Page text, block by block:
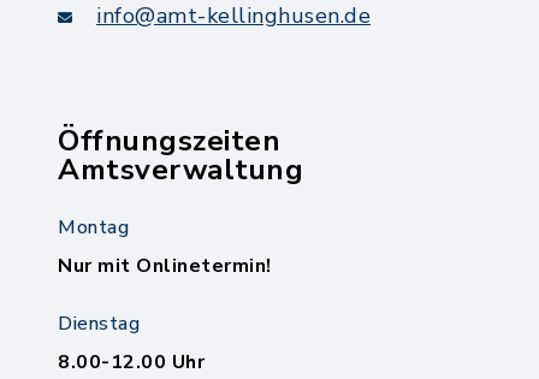
info@amt-kellinghusen.de
Öffnungszeiten
Amtsverwaltung
Montag
Nur mit Onlinetermin!
Dienstag
8.00-12.00 Uhr